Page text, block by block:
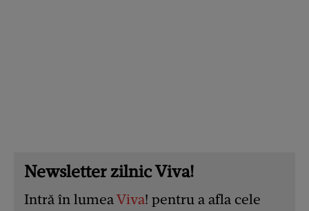
Newsletter zilnic Viva!
Intră în lumeaViva! pentru a afla cele